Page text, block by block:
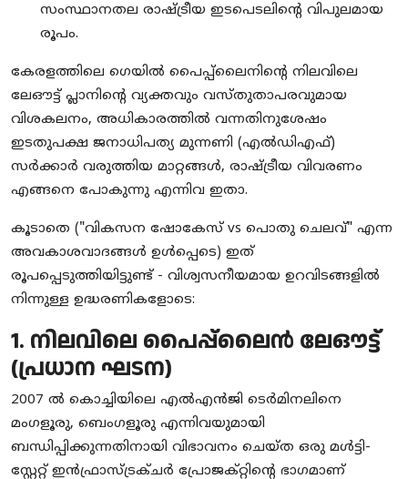
സംസ്ഥാനതല രാഷ്ട്രീയ ഇടപെടലിന്റെ വിപുലമായ
രൂപം.
കേരളത്തിലെ ഗെയിൽ പൈപ്പ്‌ലൈനിന്റെ നിലവിലെ
ലേഔട്ട് പ്ലാനിന്റെ വ്യക്തവും വസ്തുതാപരവുമായ
വിശകലനം, അധികാരത്തിൽ വന്നതിനുശേഷം
ഇടതുപക്ഷ ജനാധിപത്യ മുന്നണി (എൽഡിഎഫ്)
സർക്കാർ വരുത്തിയ മാറ്റങ്ങൾ, രാഷ്ട്രീയ വിവരണം
എങ്ങനെ പോകുന്നു എന്നിവ ഇതാ.
കൂടാതെ ("വികസന ഷോകേസ് vs പൊതു ചെലവ്" എന്ന
അവകാശവാദങ്ങൾ ഉൾപ്പെടെ) ഇത്
രൂപപ്പെടുത്തിയിട്ടുണ്ട് - വിശ്വസനീയമായ ഉറവിടങ്ങളിൽ
നിന്നുള്ള ഉദ്ധരണികളോടെ:
1. നിലവിലെ പൈപ്പ്‌ലൈൻ ലേഔട്ട്
(പ്രധാന ഘടന)
2007 ൽ കൊച്ചിയിലെ എൽ‌എൻ‌ജി ടെർമിനലിനെ
മംഗളൂരു, ബെംഗളൂരു എന്നിവയുമായി
ബന്ധിപ്പിക്കുന്നതിനായി വിഭാവനം ചെയ്ത ഒരു മൾട്ടി-
സ്റ്റേറ്റ് ഇൻഫ്രാസ്ട്രക്ചർ പ്രോജക്റ്റിന്റെ ഭാഗമാണ്